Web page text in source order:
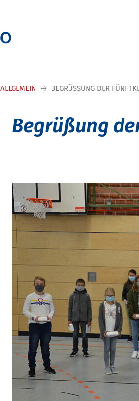
ALLGEMEIN BEGRÜSSUNG DER
Begrüßung